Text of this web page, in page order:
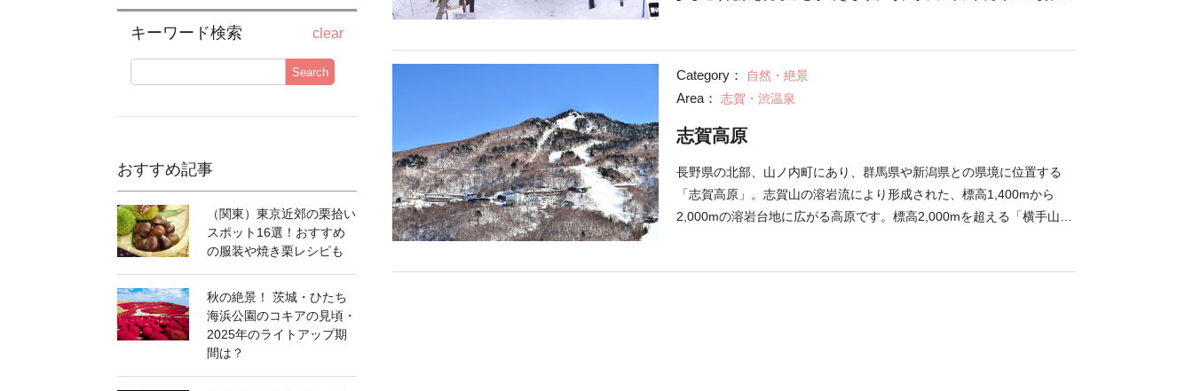
キーワード検索 clear
Search
おすすめ記事
（関東）東京近郊の栗拾い
スポット16選！おすすめ
の服装や焼き栗レシピも
秋の絶景！ 茨城・ひたち
海浜公園のコキアの見頃・
2025年のライトアップ期
間は？
が良ければサルと混浴できるかもしれませんよ。
Category： 自然・絶景
Area： 志賀・渋温泉
志賀高原
長野県の北部、山ノ内町にあり、群馬県や新潟県との県境に位置する
「志賀高原」。志賀山の溶岩流により形成された、標高1,400mから
2,000mの溶岩台地に広がる高原です。標高2,000mを超える「横手山」